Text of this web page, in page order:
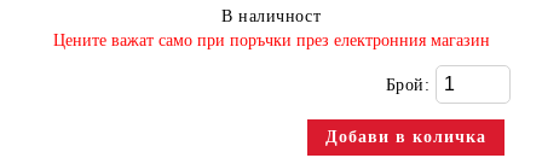
В наличност
​Цените важат само при поръчки през електронния магазин
Брой: